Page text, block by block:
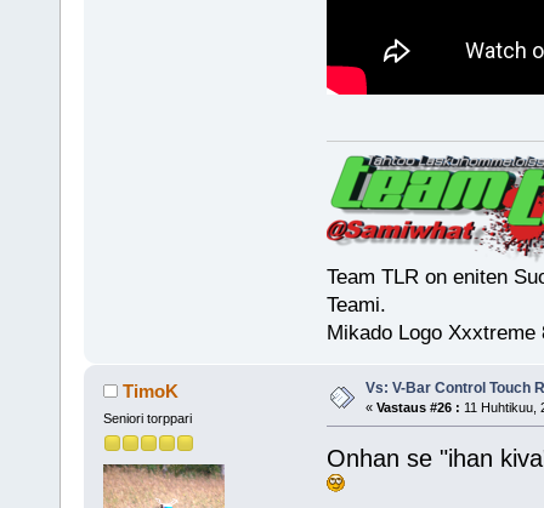
Team TLR on eniten
Teami.
Mikado Logo Xxxtreme
TimoK
Seniori torppari
Vs: V-Bar Control Touch
« Vastaus #26 : 11 Huhtikuu,
Onhan se "ihan